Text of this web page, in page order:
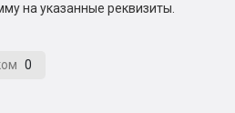
на указанные реквизиты.
0